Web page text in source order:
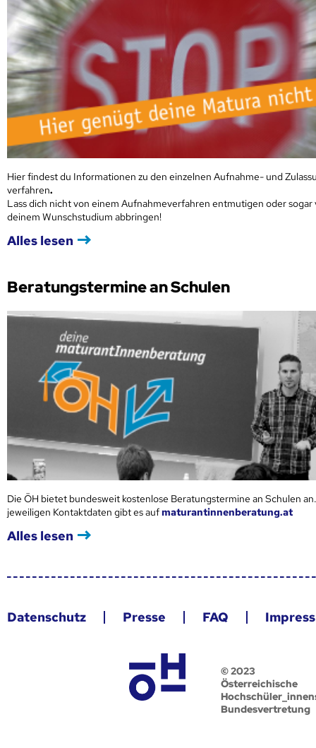
Hier findest du Informationen zu den einzelnen Aufnahme- und
verfahren.
Lass dich nicht von einem Aufnahmeverfahren entmutigen oder sogar
deinem Wunschstudium abbringen!
Alles lesen
Beratungstermine an Schulen
Die ÖH bietet bundesweit kostenlose Beratungstermine an Schulen
jeweiligen Kontaktdaten gibt es aufmaturantinnenberatung.at
Alles lesen
Datenschutz Presse FAQ
© 2023
Österreichische
Bundesvertretung